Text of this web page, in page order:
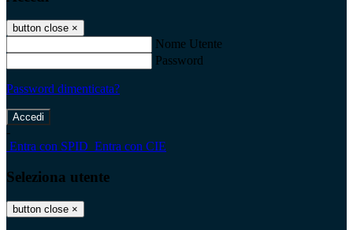
button close ×
Nome Utente
Password
Password dimenticata?
-
Entra con SPID Entra con CIE
Seleziona utente
button close ×